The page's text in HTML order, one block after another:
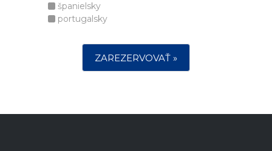
španielsky
portugalsky
ZAREZERVOVAŤ »